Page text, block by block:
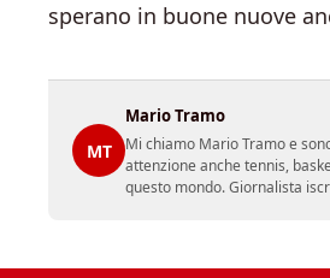
sperano in buone nuove
MT
Mario Tramo
Mi chiamo Mario Tramo e
attenzione anche tennis,
questo mondo. Giornalista